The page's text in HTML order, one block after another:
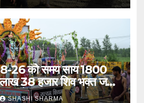
26 को समय साय 1800
38 हजार शिव भक्त जल
को प्रस्थान कर चुके
SHASHI SHARMA